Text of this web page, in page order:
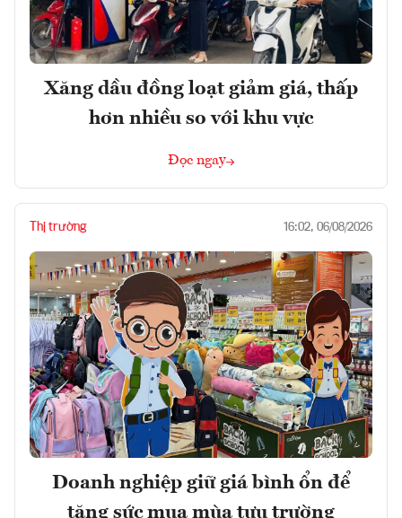
Xăng dầu đồng loạt giảm giá, thấp
hơn nhiều so với khu vực
Đọc ngay
Thị trường 16:02, 06/08/2026
Doanh nghiệp giữ giá bình ổn để
tăng sức mua mùa tựu trường